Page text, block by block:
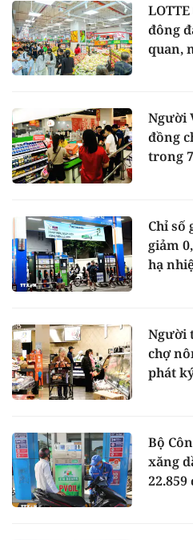
đông
quan,
Người
đồng
trong
Chỉ số
giảm
hạ
Người
chợ
phát
Bộ
xăng